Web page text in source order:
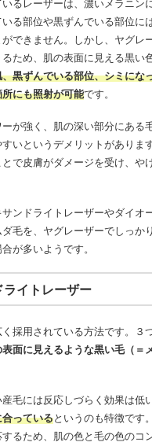
るレーザーは、濃いメラニン
る部位や黒ずんでいる部位に
できません。しかし、ヤグレ
ため、肌の表面に見える黒い
黒ずんでいる部位、シミにな
にも照射が可能です。
が強く、肌の深い部分にある
いというデメリットがありま
で皮膚がダメージを受け、や
ンドライトレーザーやダイオ
毛を、ヤグレーザーでしっか
が多いようです。
イトレーザー
採用されている方法です。３
面に見えるような黒い毛（＝
毛には反応しづらく効果は低
っているというのも特徴です
するため、肌の色と毛の色のコ